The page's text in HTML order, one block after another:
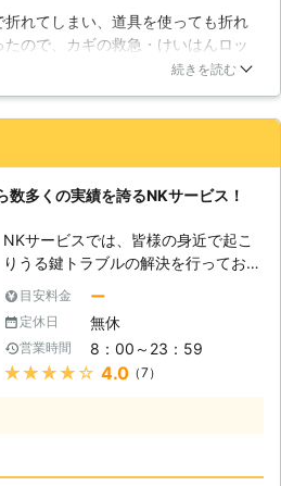
宅のカギを落としてしまうと・・】
住宅の玄関には必ず防犯、プライバシ
ー保護の目的で錠前が取り付けられて
います。外出の際には施錠することで
不審者の侵入を拒むことが出来るの
でしょう。しかし、何らかの衝撃でポ
ケットから出てしまったり、カバンか
ら落としてしまうことは頻繁にありま
す。施錠していた場合、カギが無けれ
ば自宅に入ることが出来なくなり、長
時間屋外に居なければならないという
ことになってしまいます。しかし、そ
んな急なカギ紛失トラブルにも私たち
がお力をお貸しします。24時間受付
れてしまい、道具を使っても折れ
ので、カギの救急・けいはんロッ
いました。シリンダーの中に入って
対応して頂けるので助かりまし
日
続きを読む
数多くの実績を誇るNKサービス！
NKサービスでは、皆様の身近で起こ
りうる鍵トラブルの解決を行っており
ます。鍵トラブルの解決方法として
は、鍵開け・鍵修理・鍵交換が挙げら
れます。また、鍵を紛失し、鍵開けを
したものの、後から鍵が発見されるケ
ースもあり、トラブルも解決したかの
目安料金 ー
定休日 無休
営業時間 8：00～23：59
★★★★★ 4.0（7）